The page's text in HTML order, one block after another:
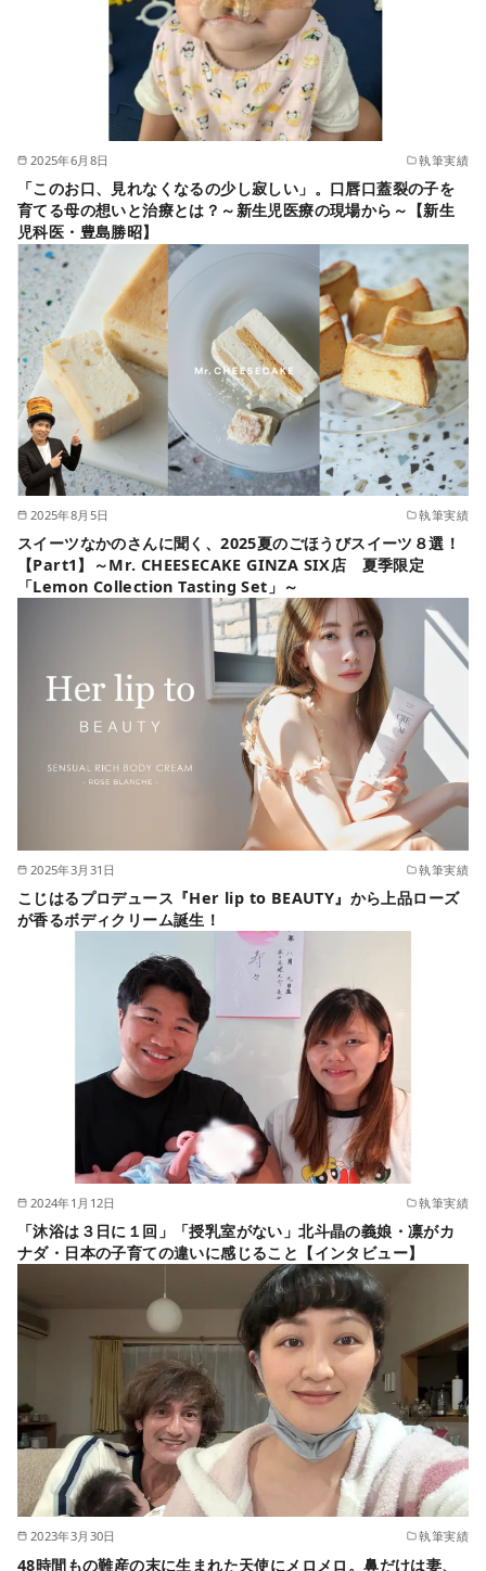
2025年6月8日 執筆実績
「このお口、見れなくなるの少し寂しい」。口唇口蓋裂の子を
育てる母の想いと治療とは？～新生児医療の現場から～【新生
児科医・豊島勝昭】
2025年8月5日 執筆実績
スイーツなかのさんに聞く、2025夏のごほうびスイーツ８選！
【Part1】～Mr. CHEESECAKE GINZA SIX店 夏季限定
「Lemon Collection Tasting Set」～
2025年3月31日 執筆実績
こじはるプロデュース『Her lip to BEAUTY』から上品ローズ
が香るボディクリーム誕生！
2024年1月12日 執筆実績
「沐浴は３日に１回」「授乳室がない」北斗晶の義娘・凛がカ
ナダ・日本の子育ての違いに感じること【インタビュー】
2023年3月30日 執筆実績
48時間もの難産の末に生まれた天使にメロメロ。鼻だけは妻、